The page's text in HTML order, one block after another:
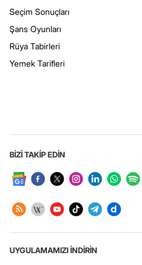
Seçim Sonuçları
Şans Oyunları
Rüya Tabirleri
Yemek Tarifleri
BİZİ TAKİP EDİN
UYGULAMAMIZI İNDİRİN